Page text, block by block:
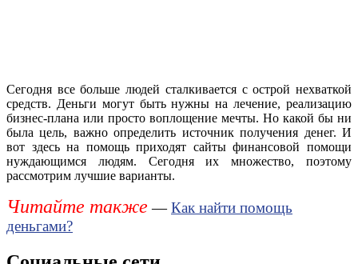
Сегодня все больше людей сталкивается с острой нехваткой
средств. Деньги могут быть нужны на лечение, реализацию
бизнес-плана или просто воплощение мечты. Но какой бы ни
была цель, важно определить источник получения денег. И
вот здесь на помощь приходят сайты финансовой помощи
нуждающимся людям. Сегодня их множество, поэтому
рассмотрим лучшие варианты.
Читайте также —Как найти помощь
деньгами?